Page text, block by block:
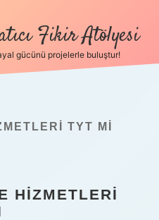
Fikir Atölyesi
gücünü projelerle buluştur!
TYT MI
HIZMETLERI